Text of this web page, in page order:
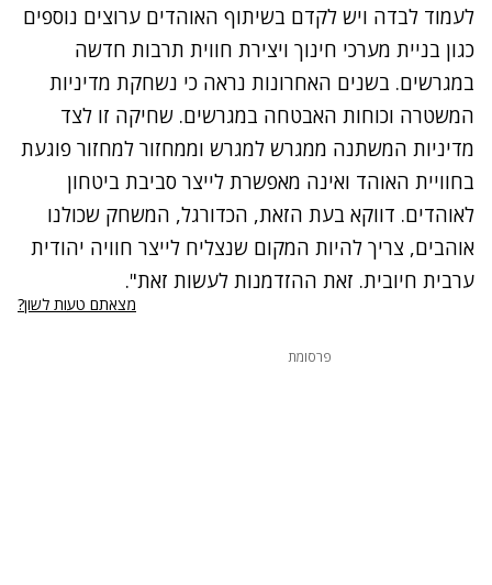
לעמוד לבדה ויש לקדם בשיתוף האוהדים ערוצים נוספים
כגון בניית מערכי חינוך ויצירת חווית תרבות חדשה
במגרשים. בשנים האחרונות נראה כי נשחקת מדיניות
המשטרה וכוחות האבטחה במגרשים. שחיקה זו לצד
מדיניות המשתנה ממגרש למגרש וממחזור למחזור פוגעת
בחוויית האוהד ואינה מאפשרת לייצר סביבת ביטחון
לאוהדים. דווקא בעת הזאת, הכדורגל, המשחק שכולנו
אוהבים, צריך להיות המקום שנצליח לייצר חוויה יהודית
ערבית חיובית. זאת ההזדמנות לעשות זאת".
מצאתם טעות לשון?
פרסומת